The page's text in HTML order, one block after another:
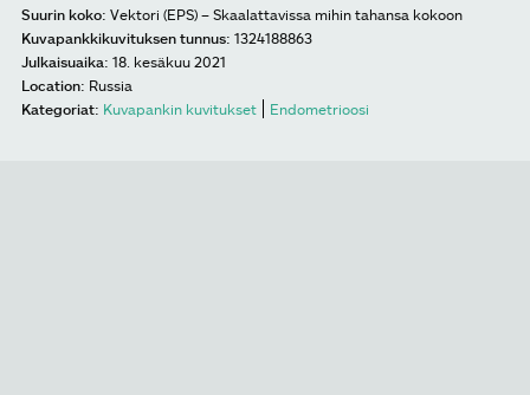
Suurin koko: Vektori (EPS) – Skaalattavissa mihin tahansa kokoon
Kuvapankkikuvituksen tunnus: 1324188863
Julkaisuaika: 18. kesäkuu 2021
Location: Russia
Kategoriat: Kuvapankin kuvitukset Endometrioosi